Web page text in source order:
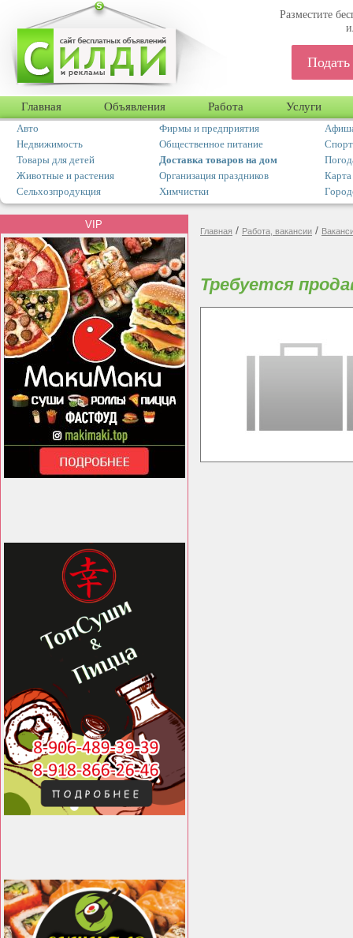
Разместите
Главная Объявления Работа Услуги
Авто Фирмы и предприятия
Недвижимость
Общественное питание
Товары для детей
Доставка товаров на дом
Животные и растения
Организация праздников
Карта
Сельхозпродукция
Химчистки
VIP
Главная / Работа, вакансии /
Требуется